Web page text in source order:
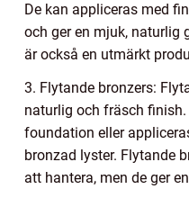
De kan appliceras med
och ger en mjuk, naturlig
är också en utmärkt
3. Flytande bronzers:
naturlig och fräsch
foundation eller
bronzad lyster. Flytande
att hantera, men de ger